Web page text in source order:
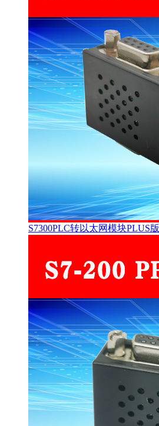
S7300PLC转以太网模块PLUS版